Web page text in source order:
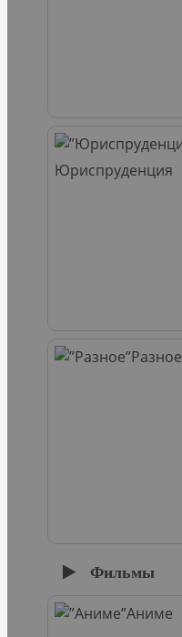
Юриспруденция
Разное
Фильмы
Аниме